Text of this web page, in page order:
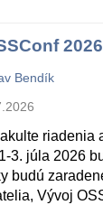
2026
Bendík
riadenia
3. júla 2026
budú
Vývoj